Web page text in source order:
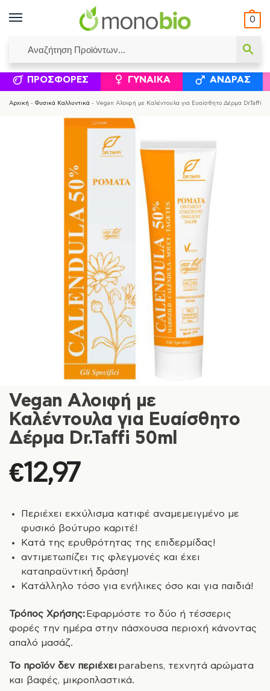
0
ΙΣΟΛΟΓΙΣΜΟΊ ΕΛΕΆΝΝΑ ΧΡΙΣΤΙΝΆΚΗ ΕΠΙΚΟΙΝΩΝΊΑ
ΣΥΜΠΛΗΡΏΜΑΤΑ ΔΙΑΤΡΟΦΉΣ ΦΥΣΙΚΆ
ΠΡΟΣΦΟΡΈΣ ΓΥΝΑΊΚΑ ΆΝΔΡΑΣ
Αρχική - Φυσικά Καλλυντικά - Vegan Αλοιφή με Καλέντουλα για Ευαίσθητο Δέρμα Dr.Taffi
Vegan Αλοιφή με
Καλέντουλα για Ευαίσθητο
Δέρμα Dr.Taffi 50ml
€12,97
Περιέχει εκχύλισμα κατιφέ αναμεμειγμένο με
φυσικό βούτυρο καριτέ!
Κατά της ερυθρότητας της επιδερμίδας!
αντιμετωπίζει τις φλεγμονές και έχει
καταπραϋντική δράση!
Κατάλληλο τόσο για ενήλικες όσο και για παιδιά!
Τρόπος Χρήσης: Εφαρμόστε το δύο ή τέσσερις
φορές την ημέρα στην πάσχουσα περιοχή κάνοντας
απαλό μασάζ.
Το προϊόν δεν περιέχει parabens, τεχνητά αρώματα
και βαφές, μικροπλαστικά.